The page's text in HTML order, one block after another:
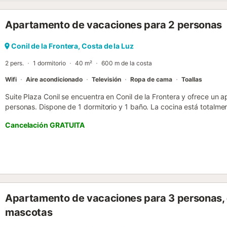
especialidades culinarias frescas con sus seres queridos. El centro
coche de la propiedad. Además, una de las playas más famosas de
Apartamento de vacaciones para 2 personas
Conil de la Frontera, Costa de la Luz
2 pers. 1 dormitorio 40 m² 600 m de la costa
Wifi Aire acondicionado Televisión Ropa de cama Toallas
Suite Plaza Conil se encuentra en Conil de la Frontera y ofrece un
personas. Dispone de 1 dormitorio y 1 baño. La cocina está
televisión, vídeo bajo demanda y aire acondicionado. En el exterior,
compartida sin techo con vistas al mar. La propiedad está situada
Cancelación GRATUITA
Apartamento de vacaciones para 3 personas,
mascotas